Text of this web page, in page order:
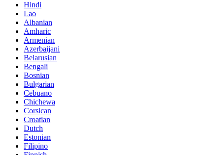
Hindi
Lao
Albanian
Amharic
Armenian
Azerbaijani
Belarusian
Bengali
Bosnian
Bulgarian
Cebuano
Chichewa
Corsican
Croatian
Dutch
Estonian
Filipino